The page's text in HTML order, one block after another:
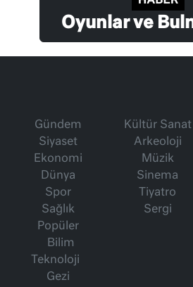
Oyunlar ve
Gündem
Siyaset
Ekonomi
Dünya
Spor
Sağlık
Popüler
Bilim
Teknoloji
Gezi
Kültür Sanat
Arkeoloji
Müzik
Sinema
Tiyatro
Sergi